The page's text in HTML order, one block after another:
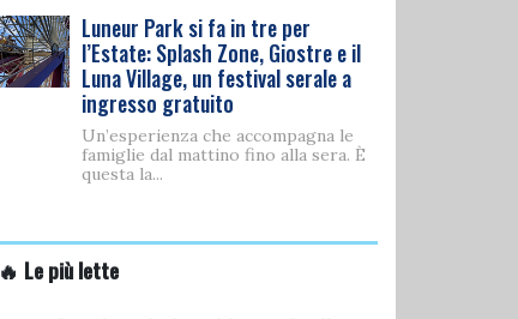
Luneur Park si fa in tre per
l’Estate: Splash Zone, Giostre e il
Luna Village, un festival serale a
ingresso gratuito
Un’esperienza che accompagna le
famiglie dal mattino fino alla sera. È
questa la...
🔥 Le più lette